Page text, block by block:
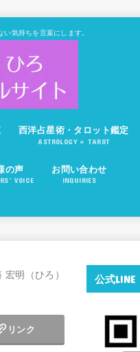
気持ちを言葉にします。
西洋占星術・タロット鑑定
ASTROLOGY × TAROT
の声
VOICE
お問い合わせ
INQUIRIES
明（ひろ）
リンク
公式LINE